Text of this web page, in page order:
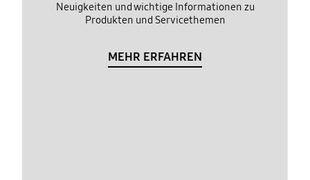
Neuigkeiten und wichtige Informationen zu
Produkten und Servicethemen
MEHR ERFAHREN